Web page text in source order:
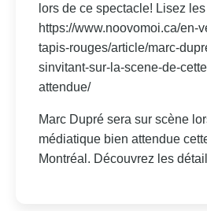
lors de ce spectacle! Lisez
https://www.noovomoi.ca/en-
tapis-rouges/article/marc-
sinvitant-sur-la-scene-de-
attendue/
Marc Dupré sera sur scène
médiatique bien attendue
Montréal. Découvrez les